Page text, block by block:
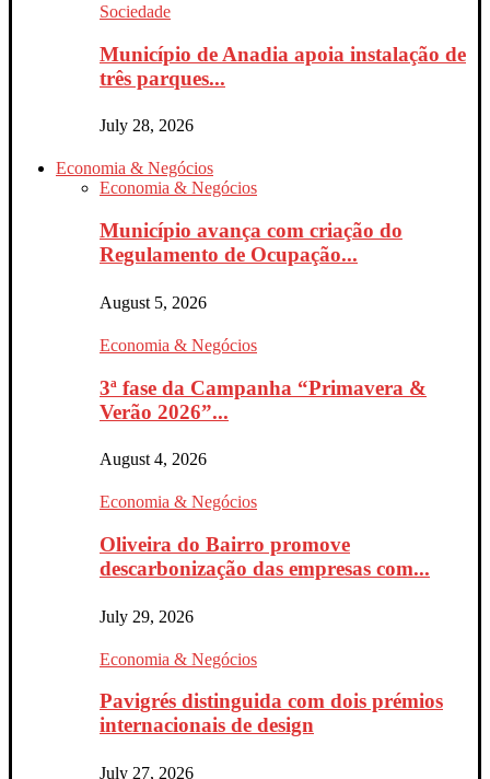
Sociedade
Município de Anadia apoia instalação de
três parques...
July 28, 2026
Economia & Negócios
Economia & Negócios
Município avança com criação do
Regulamento de Ocupação...
August 5, 2026
Economia & Negócios
3ª fase da Campanha “Primavera &
Verão 2026”...
August 4, 2026
Economia & Negócios
Oliveira do Bairro promove
descarbonização das empresas com...
July 29, 2026
Economia & Negócios
Pavigrés distinguida com dois prémios
internacionais de design
July 27, 2026